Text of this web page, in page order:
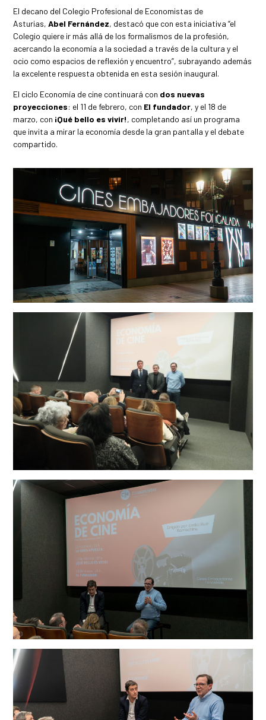
El decano del Colegio Profesional de Economistas de
Asturias,Abel Fernández, destacó que con esta iniciativa “el
Colegio quiere ir más allá de los formalismos de la profesión,
acercando la economía a la sociedad a través de la cultura y el
ocio como espacios de reflexión y encuentro”, subrayando además
la excelente respuesta obtenida en esta sesión inaugural.
El ciclo Economía de cine continuará con dos nuevas
proyecciones: el 11 de febrero, con El fundador, y el 18 de
marzo, con ¡Qué bello es vivir!, completando así un programa
que invita a mirar la economía desde la gran pantalla y el debate
compartido.